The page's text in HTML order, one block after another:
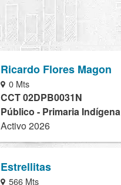
Ricardo Flores Magon
0 Mts
CCT 02DPB0031N
Público - Primaria Indígena
Activo 2026
Estrellitas
566 Mts